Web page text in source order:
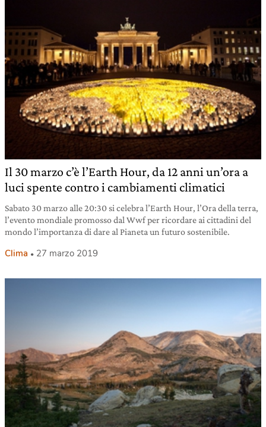
Il 30 marzo c’è l’Earth Hour, da 12 anni un’ora a
luci spente contro i cambiamenti climatici
Sabato 30 marzo alle 20:30 si celebra l’Earth Hour, l’Ora della terra,
l’evento mondiale promosso dal Wwf per ricordare ai cittadini del
mondo l’importanza di dare al Pianeta un futuro sostenibile.
Clima 27 marzo 2019